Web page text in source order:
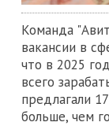
Команда
вакансии в
что в 2025
всего
предлагали
больше, чем